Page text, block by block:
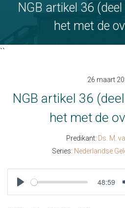
NGB artikel 36
het met de
``
26 maart
NGB artikel 36
het met de
Predikant: Ds. M.
Series: Nederlandse
Play
48:59